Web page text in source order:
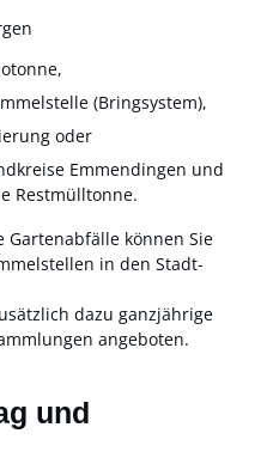
(Bringsystem),
oder
Emmendingen und
Restmülltonne.
können Sie
in den Stadt-
dazu ganzjährige
angeboten.
und